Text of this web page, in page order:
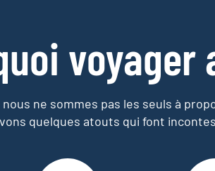
voyager
ne sommes pas les seuls à
quelques atouts qui font